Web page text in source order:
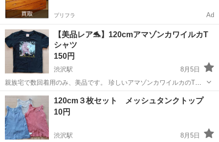
プリフラ Ad
【美品レア🐬】120cmアマゾンカワイルカT
シャツ
150円
渋沢駅
8月5日
親族宅で数回着用のみ、美品です。 珍しいアマゾンカワイルカのTシ
ャツ バックに生態？の解説つき。 ほかのコと被らないレアなTシャツ
かと思います。 水族館や海辺、川などのレジャーに🐬 ノークレーム、
ノ...
神奈川 秦野市 キッズ用品
120cm３枚セット メッシュタンクトップ
10円
渋沢駅
8月5日